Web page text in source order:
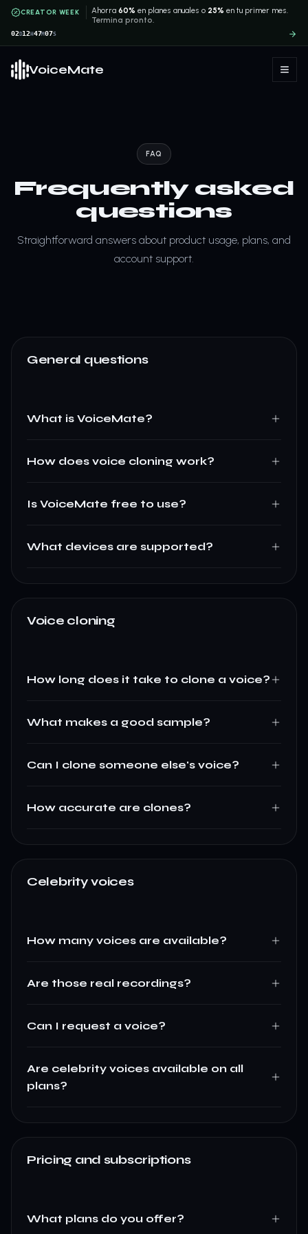
CREATOR WEEK Ahorra60% en planes anuales o 25% en tu primer mes.
Termina pronto.
02D12H 47M07S
VoiceMate
FAQ
Frequently asked
questions
Straightforward answers about product usage, plans, and
account support.
General questions
What is VoiceMate?
How does voice cloning work?
Is VoiceMate free to use?
What devices are supported?
Voice cloning
How long does it take to clone a voice?
What makes a good sample?
Can I clone someone else's voice?
How accurate are clones?
Celebrity voices
How many voices are available?
Are those real recordings?
Can I request a voice?
Are celebrity voices available on all
plans?
Pricing and subscriptions
What plans do you offer?